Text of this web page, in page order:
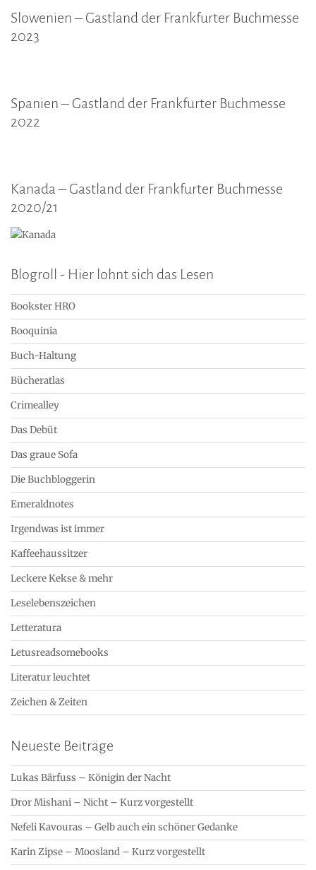
Slowenien – Gastland der Frankfurter Buchmesse
2023
Spanien – Gastland der Frankfurter Buchmesse
2022
Kanada – Gastland der Frankfurter Buchmesse
2020/21
Blogroll - Hier lohnt sich das Lesen
Bookster HRO
Booquinia
Buch-Haltung
Bücheratlas
Crimealley
Das Debüt
Das graue Sofa
Die Buchbloggerin
Emeraldnotes
Irgendwas ist immer
Kaffeehaussitzer
Leckere Kekse & mehr
Leselebenszeichen
Letteratura
Letusreadsomebooks
Literatur leuchtet
Zeichen & Zeiten
Neueste Beiträge
Lukas Bärfuss – Königin der Nacht
Dror Mishani – Nicht – Kurz vorgestellt
Nefeli Kavouras – Gelb auch ein schöner Gedanke
Karin Zipse – Moosland – Kurz vorgestellt